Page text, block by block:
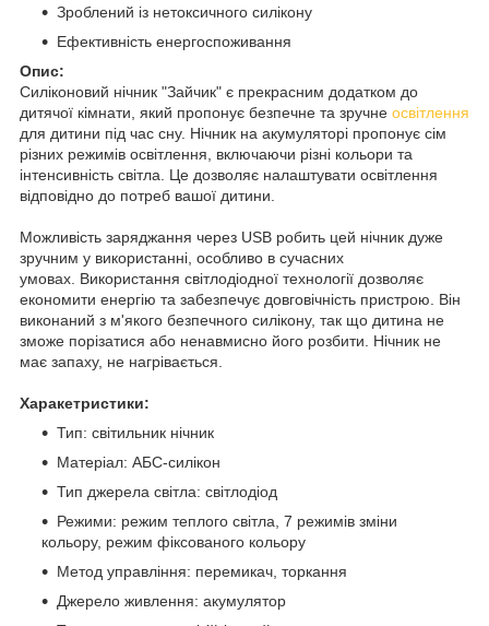
Зроблений із нетоксичного силікону
Ефективність енергоспоживання
Опис:
Силіконовий нічник "Зайчик" є прекрасним додатком до
дитячої кімнати, який пропонує безпечне та зручне освітлення
для дитини під час сну. Нічник на акумуляторі пропонує сім
різних режимів освітлення, включаючи різні кольори та
інтенсивність світла. Це дозволяє налаштувати освітлення
відповідно до потреб вашої дитини.
Можливість заряджання через USB робить цей нічник дуже
зручним у використанні, особливо в сучасних
умовах. Використання світлодіодної технології дозволяє
економити енергію та забезпечує довговічність пристрою. Він
виконаний з м'якого безпечного силікону, так що дитина не
зможе порізатися або ненавмисно його розбити. Нічник не
має запаху, не нагрівається.
Харакетристики:
Тип: світильник нічник
Матеріал: АБС-силікон
Тип джерела світла: світлодіод
Режими: режим теплого світла, 7 режимів зміни
кольору, режим фіксованого кольору
Метод управління: перемикач, торкання
Джерело живлення: акумулятор